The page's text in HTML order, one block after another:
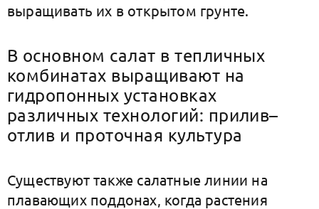
выращивать их в открытом грунте.
В основном салат в тепличных
комбинатах выращивают на
гидропонных установках
различных технологий: прилив–
отлив и проточная культура
Существуют также салатные линии на
плавающих поддонах, когда растения